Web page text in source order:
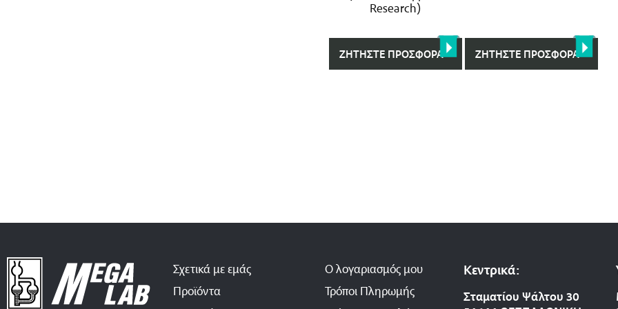
Research)
ΖΗΤΉΣΤΕ ΠΡΟΣΦΟΡΆ ΖΗΤΉΣΤΕ ΠΡΟΣΦΟΡΆ
Σχετικά με εμάς
Προϊόντα
Ο λογαριασμός μου
Τρόποι Πληρωμής
Κεντρικά:
Σταματίου Ψάλτου 30